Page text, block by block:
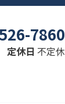
7860
定休日 不定休